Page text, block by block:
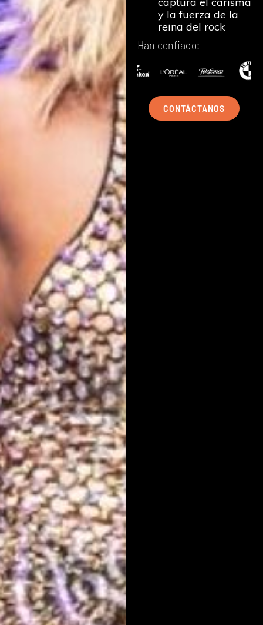
y la fuerza de la
reina del rock
Han confiado:
CONTÁCTANOS